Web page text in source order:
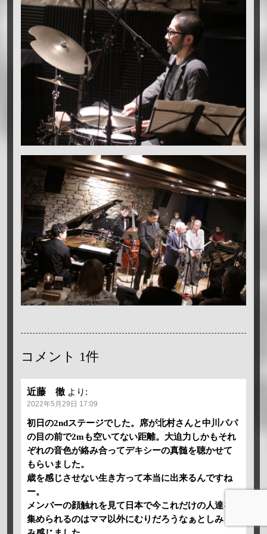
コメント 1件
近藤 徹 より:
2022年5月29日 17:09
初日の2ndステージでした。席が北村さんと中川パパ
の目の前で2mも空いてない距離。大迫力しかもそれ
ぞれの音色が絡み合ってデキシーの真髄を聴かせて
もらいました。
歳を感じさせない生き方って本当に出来るんですね
ー。
メンバーの顔触れを見て日本で今これだけの人達を
集められるのはママ以外にむりだろうなぁとしみじ